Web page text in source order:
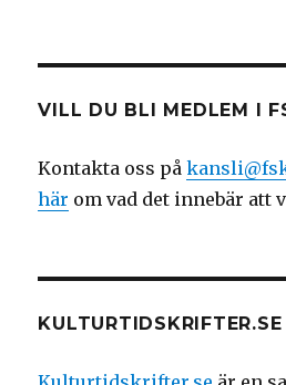
VILL DU BLI MEDLEM I
Kontakta oss på
här om vad det innebär att
KULTURTIDSKRIFTER.SE